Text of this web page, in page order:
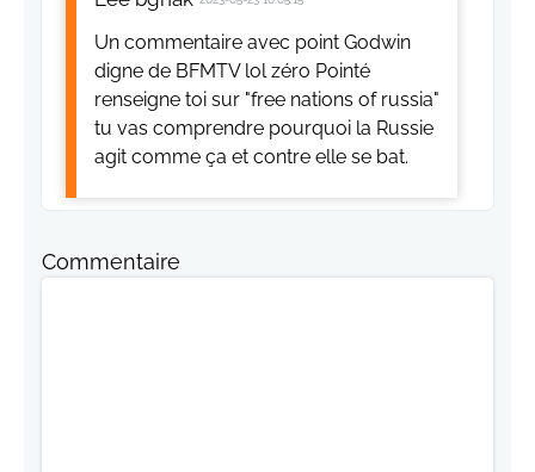
Un commentaire avec point Godwin
digne de BFMTV lol zéro Pointé
renseigne toi sur "free nations of russia"
tu vas comprendre pourquoi la Russie
agit comme ça et contre elle se bat.
Commentaire